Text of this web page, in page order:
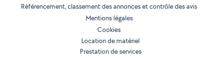
Référencement, classement des annonces et contrôle des avis
Mentions légales
Cookies
Location de matériel
Prestation de services